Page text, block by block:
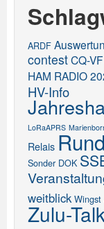
ARDF
contestCQ-
HAM RADIO
HV-Info
LoRaAPRS
Relais
Sonder DOK
weitblick Wingst
Zulu-